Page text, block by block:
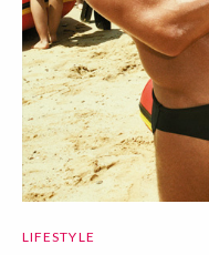
LIFESTYLE